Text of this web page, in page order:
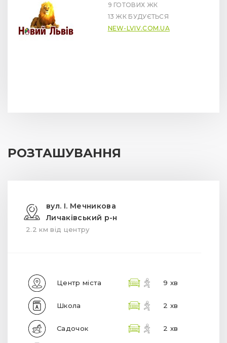
9 ГОТОВИХ ЖК
13 ЖК БУДУЄТЬСЯ
NEW-LVIV.COM.UA
РОЗТАШУВАННЯ
вул. І. Мечникова
Личаківський р-н
2.2 км від центру
Центр міста 9 хв
Школа 2 хв
Садочок 2 хв